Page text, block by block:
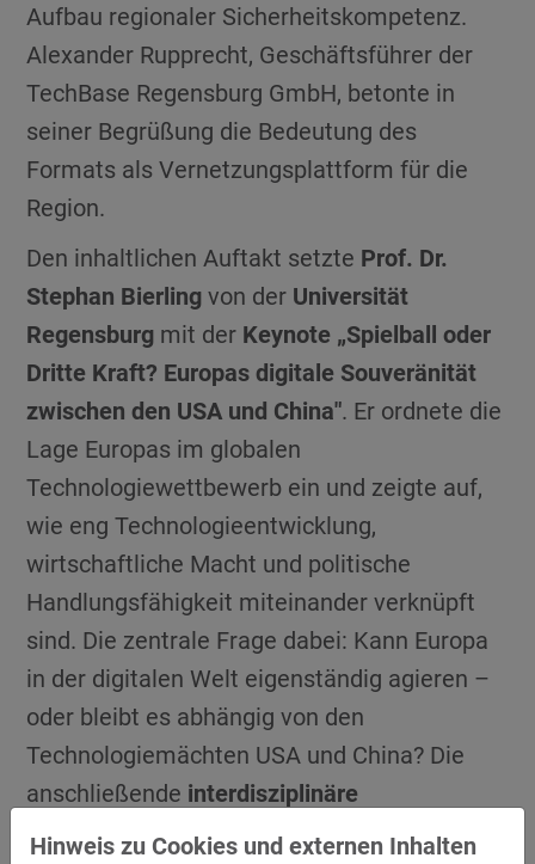
Aufbau regionaler Sicherheitskompetenz.
Alexander Rupprecht, Geschäftsführer der
TechBase Regensburg GmbH, betonte in
seiner Begrüßung die Bedeutung des
Formats als Vernetzungsplattform für die
Region.
Den inhaltlichen Auftakt setzte Prof. Dr.
Stephan Bierlingvon der Universität
Regensburg mit der Keynote „Spielball oder
Dritte Kraft? Europas digitale Souveränität
zwischen den USA und China". Er ordnete die
Lage Europas im globalen
Technologiewettbewerb ein und zeigte auf,
wie eng Technologieentwicklung,
wirtschaftliche Macht und politische
Handlungsfähigkeit miteinander verknüpft
sind. Die zentrale Frage dabei: Kann Europa
in der digitalen Welt eigenständig agieren –
oder bleibt es abhängig von den
Technologiemächten USA und China? Die
anschließende interdisziplinäre
Paneldiskussion zum
Thema „Digitale
Hinweis zu Cookies und externen Inhalten